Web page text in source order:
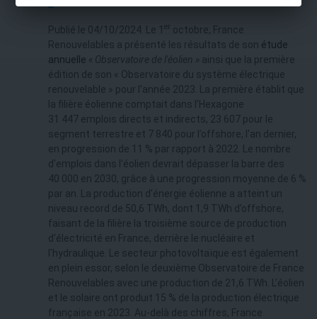
Publié le 04/10/2024. Le 1
octobre, France
Renouvelables a présenté les résultats de son étude
annuelle « Observatoire de l'éolien » ainsi que la première
édition de son « Observatoire du système électrique
renouvelable » pour l’année 2023. La première établit que
la filière éolienne comptait dans l’Hexagone
31 447 emplois directs et indirects, 23 607 pour le
segment terrestre et 7 840 pour l’offshore, l'an dernier,
en progression de 11 % par rapport à 2022. Le nombre
d'emplois dans l'éolien devrait dépasser la barre des
40 000 en 2030, grâce à une progression moyenne de 6 %
par an. La production d’énergie éolienne a atteint un
niveau record de 50,6 TWh, dont 1,9 TWh d’offshore,
faisant de la filière la troisième source de production
d'électricité en France, derrière le nucléaire et
l'hydraulique. Le secteur photovoltaïque est également
en plein essor, selon le deuxième Observatoire de France
Renouvelables avec une production de 21,6 TWh. L’éolien
et le solaire ont produit 15 % de la production électrique
française en 2023. Au-delà des chiffres, France